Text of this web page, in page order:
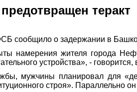
теракт
сообщило о задержании в
намерения жителя города
устройства», - говорится,
мужчины планировал для
строя». Параллельно